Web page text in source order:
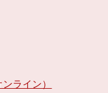
ライン）